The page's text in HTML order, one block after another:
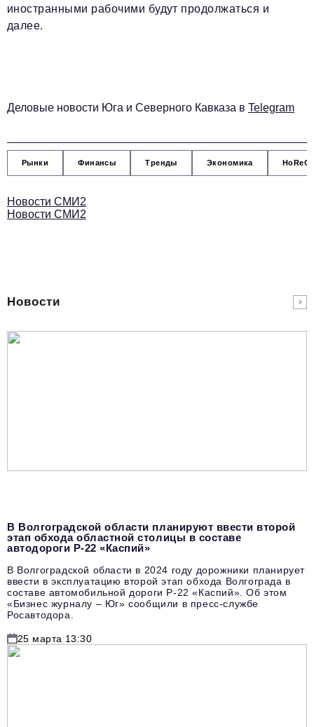
Социальная сфера
ЖКХ
Фоторепортажи
Видео
Телефон редакции:
Электронные почты редакции:
reklama@business-magazine.online
podpiska@business-magazine.online
иностранными рабочими будут продолжаться и
далее.
Деловые новости Юга и Северного Кавказа в Telegram
Рынки Финансы Тренды Экономика HoReCa
Новости СМИ2
Новости СМИ2
Новости
В Волгоградской области планируют ввести второй
этап обхода областной столицы в составе
автодороги Р-22 «Каспий»
В Волгоградской области в 2024 году дорожники планирует
ввести в эксплуатацию второй этап обхода Волгограда в
составе автомобильной дороги Р-22 «Каспий». Об этом
«Бизнес журналу – Юг» сообщили в пресс-службе
Росавтодора.
25 марта 13:30